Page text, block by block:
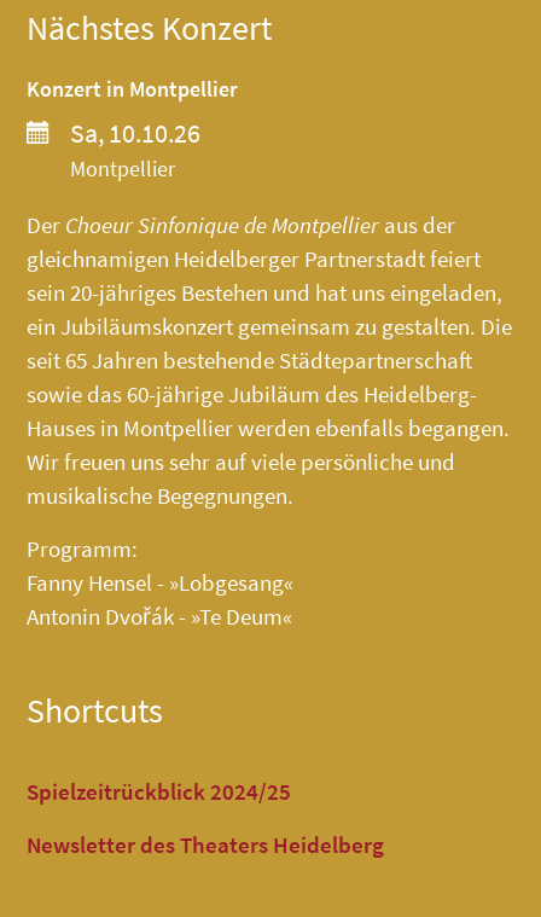
Nächstes Konzert
Konzert in Montpellier
Sa, 10.10.26
Montpellier
Der Choeur Sinfonique de Montpellier aus der
gleichnamigen Heidelberger Partnerstadt feiert
sein 20-jähriges Bestehen und hat uns eingeladen,
ein Jubiläumskonzert gemeinsam zu gestalten. Die
seit 65 Jahren bestehende Städtepartnerschaft
sowie das 60-jährige Jubiläum des Heidelberg-
Hauses in Montpellier werden ebenfalls begangen.
Wir freuen uns sehr auf viele persönliche und
musikalische Begegnungen.
Programm:
Fanny Hensel - »Lobgesang«
Antonin Dvořák - »Te Deum«
Shortcuts
Spielzeitrückblick 2024/25
Newsletter des Theaters Heidelberg